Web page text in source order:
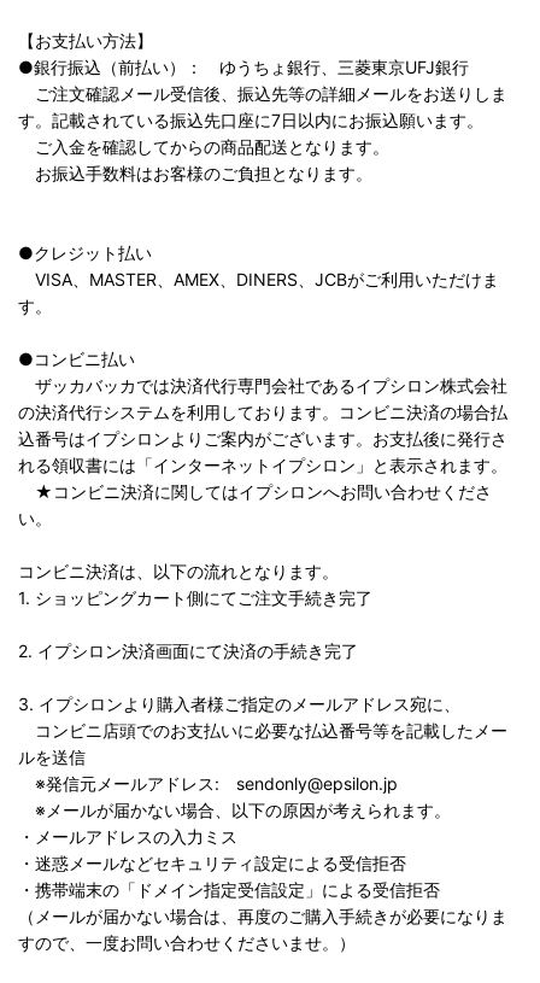
【お支払い方法】
●銀行振込（前払い）： ゆうちょ銀行、三菱東京UFJ銀行
ご注文確認メール受信後、振込先等の詳細メールをお送りしま
す。記載されている振込先口座に7日以内にお振込願います。
ご入金を確認してからの商品配送となります。
お振込手数料はお客様のご負担となります。
●クレジット払い
VISA、MASTER、AMEX、DINERS、JCBがご利用いただけま
す。
●コンビニ払い
ザッカバッカでは決済代行専門会社であるイプシロン株式会社
の決済代行システムを利用しております。コンビニ決済の場合払
込番号はイプシロンよりご案内がございます。お支払後に発行さ
れる領収書には「インターネットイプシロン」と表示されます。
★コンビニ決済に関してはイプシロンへお問い合わせくださ
い。
コンビニ決済は、以下の流れとなります。
1. ショッピングカート側にてご注文手続き完了
2. イプシロン決済画面にて決済の手続き完了
3. イプシロンより購入者様ご指定のメールアドレス宛に、
コンビニ店頭でのお支払いに必要な払込番号等を記載したメー
ルを送信
※発信元メールアドレス: sendonly@epsilon.jp
※メールが届かない場合、以下の原因が考えられます。
・メールアドレスの入力ミス
・迷惑メールなどセキュリティ設定による受信拒否
・携帯端末の「ドメイン指定受信設定」による受信拒否
（メールが届かない場合は、再度のご購入手続きが必要になりま
すので、一度お問い合わせくださいませ。）